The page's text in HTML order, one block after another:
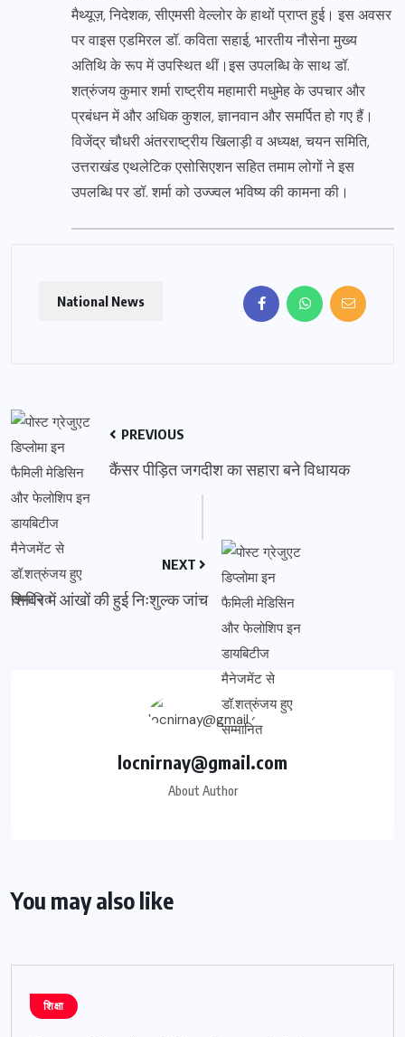
मैथ्यूज़, निदेशक, सीएमसी वेल्लोर के हाथों प्राप्त हुई। इस अवसर
पर वाइस एडमिरल डॉ. कविता सहाई, भारतीय नौसेना मुख्य
अतिथि के रूप में उपस्थित थीं।इस उपलब्धि के साथ डॉ.
शत्रुंजय कुमार शर्मा राष्ट्रीय महामारी मधुमेह के उपचार और
प्रबंधन में और अधिक कुशल, ज्ञानवान और समर्पित हो गए हैं।
विजेंद्र चौधरी अंतरराष्ट्रीय खिलाड़ी व अध्यक्ष, चयन समिति,
उत्तराखंड एथलेटिक एसोसिएशन सहित तमाम लोगों ने इस
उपलब्धि पर डॉ. शर्मा को उज्ज्वल भविष्य की कामना की।
National News
PREVIOUS
कैंसर पीड़ित जगदीश का सहारा बने विधायक
NEXT
शिविर में आंखों की हुई निःशुल्क जांच
locnirnay@gmail.com
About Author
You may also like
शिक्षा